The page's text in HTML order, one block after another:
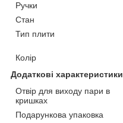
Ручки
Стан
Тип плити
Колір
Додаткові характеристики
Отвір для виходу пари в
кришках
Подарункова упаковка